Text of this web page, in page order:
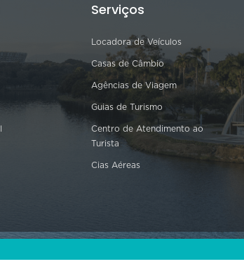
Serviços
Locadora de Veículos
Casas de Câmbio
Agências de Viagem
Guias de Turismo
Centro de Atendimento ao
Turista
Cias Aéreas